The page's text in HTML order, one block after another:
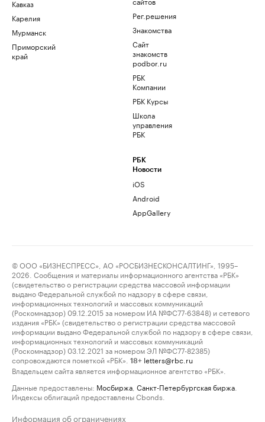
Кавказ
Карелия
Мурманск
Приморский
край
Рег.решения
Знакомства
Сайт
знакомств
podbor.ru
РБК
Компании
РБК Курсы
Школа
управления
РБК
РБК
Новости
iOS
Android
AppGallery
© ООО «БИЗНЕСПРЕСС», АО «РОСБИЗНЕСКОНСАЛТИНГ», 1995–
2026. Сообщения и материалы информационного агентства «РБК»
(свидетельство о регистрации средства массовой информации
выдано Федеральной службой по надзору в сфере связи,
информационных технологий и массовых коммуникаций
(Роскомнадзор) 09.12.2015 за номером ИА №ФС77-63848) и сетевого
издания «РБК» (свидетельство о регистрации средства массовой
информации выдано Федеральной службой по надзору в сфере связи,
информационных технологий и массовых коммуникаций
(Роскомнадзор) 03.12.2021 за номером ЭЛ №ФС77-82385)
сопровождаются пометкой «РБК».
18+ letters@rbc.ru
Владельцем сайта является информационное агентство «РБК».
Данные предоставлены: Мосбиржа Санкт-Петербургская биржа
Индексы облигаций предоставлены Cbonds.
Информация об ограничениях